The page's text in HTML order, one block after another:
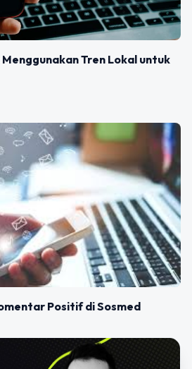
Tren Lokal untuk
Positif di Sosmed